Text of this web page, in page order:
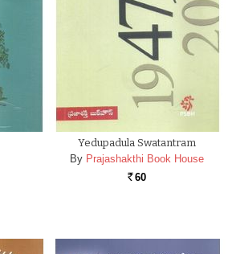
Yedupadula Swatantram
By Prajashakthi Book House
Rs. 60